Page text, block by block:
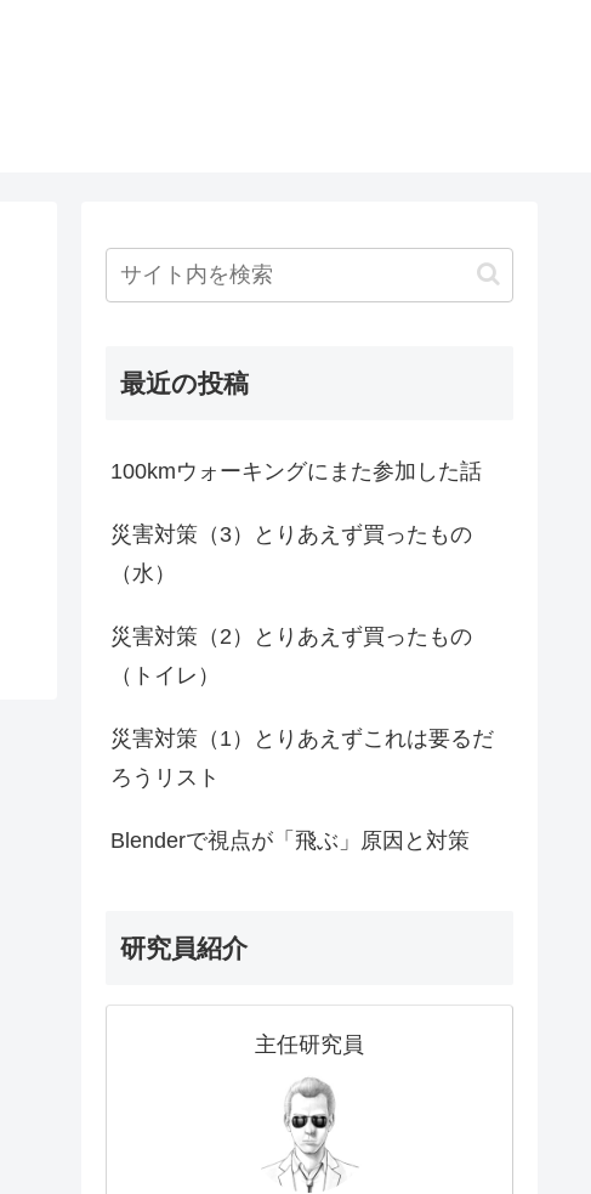
最近の投稿
100kmウォーキングにまた参加した話
災害対策（3）とりあえず買ったもの
（水）
災害対策（2）とりあえず買ったもの
（トイレ）
災害対策（1）とりあえずこれは要るだ
ろうリスト
Blenderで視点が「飛ぶ」原因と対策
研究員紹介
主任研究員